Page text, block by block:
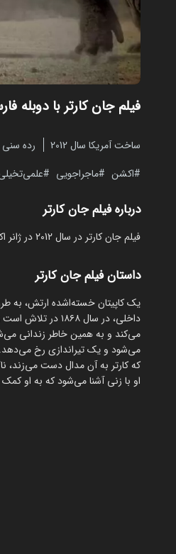
فیلم جان کارتر با دوبله
ساخت آمریکا سال 2012
رده سنی ۱۳+
اکشن
ماجراجویی
درباره فیلم جان کارتر
فیلم جان کارتر در سال 2012 در ژانر اکشن ساخته شده است. تماشای آنلاین و رایگان John Carter از مایکت با دوبله بدون نیاز به دانلود.
داستان فیلم جان کارتر
یک کاپیتان خسته‌اشده ارتش، به
داخلی، در سال
می‌کند و به همین خاطر زندانی
می‌شود و یک تیراندازی رخ می‌دهد.
که کارتر به آن مدال دست می‌زند،
او با زنی آشنا می‌شود که به او